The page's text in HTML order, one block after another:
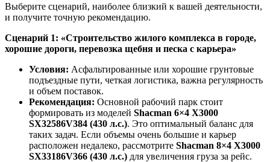
Выберите сценарий, наиболее близкий к вашей деятельности,
и получите точную рекомендацию.
Сценарий 1: «Строительство жилого комплекса в городе,
хорошие дороги, перевозка щебня и песка с карьера»
Условия: Асфальтированные или хорошие грунтовые
подъездные пути, четкая логистика, важна регулярность
и объем поставок.
Рекомендация: Основной рабочий парк стоит
формировать из моделей Shacman 6×4 X3000
SX32586V384 (430 л.с.). Это оптимальный баланс для
таких задач. Если объемы очень большие и карьер
расположен недалеко, рассмотрите Shacman 8×4 X3000
SX33186V366 (430 л.с.) для увеличения груза за рейс.